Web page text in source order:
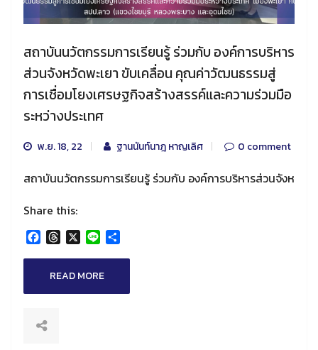
สถาบันนวัตกรรมการเรียนรู้ ร่วมกับ องค์การบริหาร
ส่วนจังหวัดพะเยา ขับเคลื่อน คุณค่าวัฒนธรรมสู่
การเชื่อมโยงเศรษฐกิจสร้างสรรค์และความร่วมมือ
ระหว่างประเทศ
พ.ย. 18, 22 ฐานนันท์นาฎ หาญเลิศ 0 comment
สถาบันนวัตกรรมการเรียนรู้ ร่วมกับ องค์การบริหารส่วนจังห
Share this:
Facebook
Threads
X Line
READ MORE